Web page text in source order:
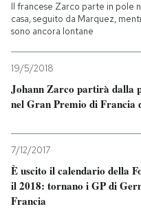
Il francese Zarco parte in pole
casa, seguito da Marquez,
sono ancora lontane
19/5/2018
Johann Zarco partirà dalla
nel Gran Premio di Francia
7/12/2017
È uscito il calendario della
il 2018: tornano i GP di
Francia